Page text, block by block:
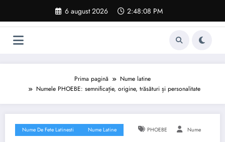
conținut
6 august 2026 2:48:09 PM
Prima pagină
Nume latine
Numele PHOEBE: semnificație, origine, trăsături și personalitate
Nume De Fete Latinesti Nume Latine PHOEBE Nume